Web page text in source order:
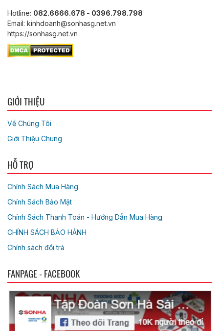
Hotline: 082.6666.678 - 0396.798.798
Email: kinhdoanh@sonhasg.net.vn
https://sonhasg.net.vn
GIỚI THIỆU
Về Chúng Tôi
Giới Thiệu Chung
HỖ TRỢ
Chính Sách Mua Hàng
Chính Sách Bảo Mật
Chính Sách Thanh Toán - Hướng Dẫn Mua Hàng
CHÍNH SÁCH BẢO HÀNH
Chính sách đổi trả
FANPAGE - FACEBOOK